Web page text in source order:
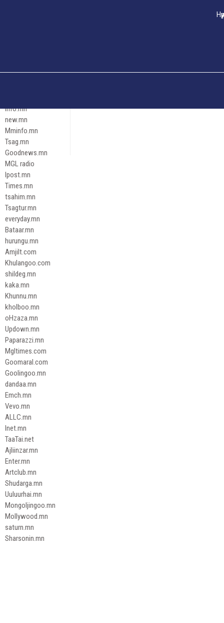
Эрх зүй
info.mn
new.mn
Mminfo.mn
Tsag.mn
Goodnews.mn
MGL radio
Ipost.mn
Times.mn
tsahim.mn
Tsagtur.mn
everyday.mn
Bataar.mn
hurungu.mn
Amjilt.com
Khulangoo.com
shildeg.mn
kaka.mn
Khunnu.mn
kholboo.mn
oHzaza.mn
Updown.mn
Paparazzi.mn
Mgltimes.com
Goomaral.com
Goolingoo.mn
dandaa.mn
Emch.mn
Vevo.mn
ALLC.mn
Inet.mn
TaaTai.net
Ajliinzar.mn
Enter.mn
Artclub.mn
Shudarga.mn
Uuluurhai.mn
Mongoljingoo.mn
Mollywood.mn
saturn.mn
Sharsonin.mn